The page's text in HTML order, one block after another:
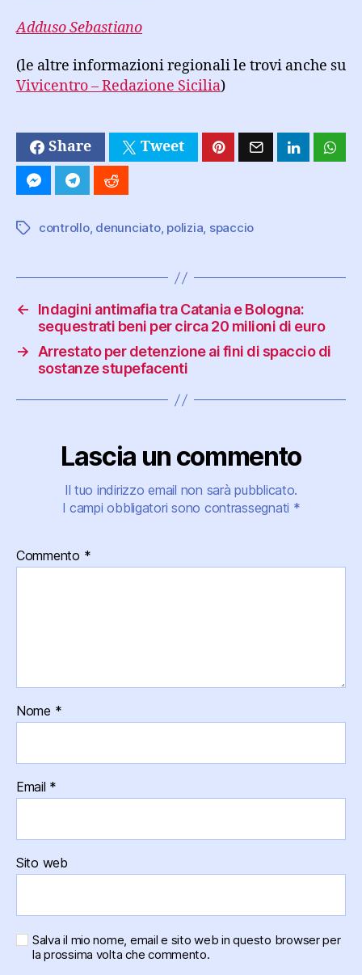
Adduso Sebastiano
(le altre informazioni regionali le trovi anche su
Vivicentro – Redazione Sicilia)
Share Tweet
Tag controllo, denunciato, polizia, spaccio
←
Indagini antimafia tra Catania e Bologna:
sequestrati beni per circa 20 milioni di euro
→ Arrestato per detenzione ai fini di spaccio di
sostanze stupefacenti
Lascia un commento
Il tuo indirizzo email non sarà pubblicato.
I campi obbligatori sono contrassegnati *
Commento *
Nome *
Email *
Sito web
Salva il mio nome, email e sito web in questo browser per
la prossima volta che commento.